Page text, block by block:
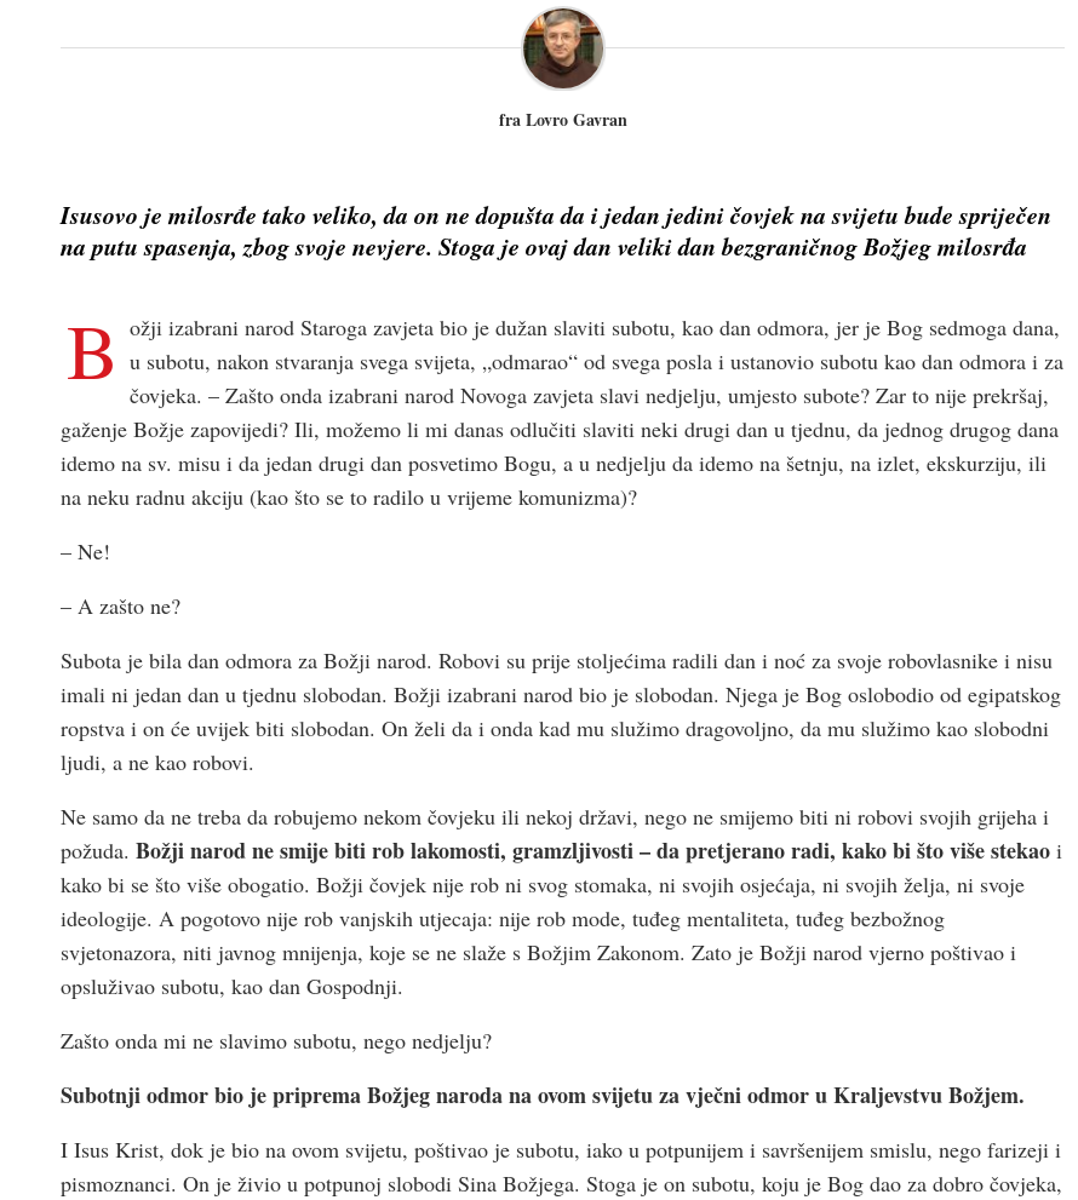
fra Lovro Gavran
Isusovo je milosrđe tako veliko, da on ne dopušta da i jedan jedini čovjek na svijetu bude spriječen
na putu spasenja, zbog svoje nevjere. Stoga je ovaj dan veliki dan bezgraničnog Božjeg milosrđa
B ožji izabrani narod Staroga zavjeta bio je dužan slaviti subotu, kao dan odmora, jer je Bog sedmoga dana,
u subotu, nakon stvaranja svega svijeta, „odmarao“ od svega posla i ustanovio subotu kao dan odmora i za
čovjeka. – Zašto onda izabrani narod Novoga zavjeta slavi nedjelju, umjesto subote? Zar to nije prekršaj,
gaženje Božje zapovijedi? Ili, možemo li mi danas odlučiti slaviti neki drugi dan u tjednu, da jednog drugog dana
idemo na sv. misu i da jedan drugi dan posvetimo Bogu, a u nedjelju da idemo na šetnju, na izlet, ekskurziju, ili
na neku radnu akciju (kao što se to radilo u vrijeme komunizma)?
– Ne!
– A zašto ne?
Subota je bila dan odmora za Božji narod. Robovi su prije stoljećima radili dan i noć za svoje robovlasnike i nisu
imali ni jedan dan u tjednu slobodan. Božji izabrani narod bio je slobodan. Njega je Bog oslobodio od egipatskog
ropstva i on će uvijek biti slobodan. On želi da i onda kad mu služimo dragovoljno, da mu služimo kao slobodni
ljudi, a ne kao robovi.
Ne samo da ne treba da robujemo nekom čovjeku ili nekoj državi, nego ne smijemo biti ni robovi svojih grijeha i
požuda. Božji narod ne smije biti rob lakomosti, gramzljivosti – da pretjerano radi, kako bi što više stekao i
kako bi se što više obogatio. Božji čovjek nije rob ni svog stomaka, ni svojih osjećaja, ni svojih želja, ni svoje
ideologije. A pogotovo nije rob vanjskih utjecaja: nije rob mode, tuđeg mentaliteta, tuđeg bezbožnog
svjetonazora, niti javnog mnijenja, koje se ne slaže s Božjim Zakonom. Zato je Božji narod vjerno poštivao i
opsluživao subotu, kao dan Gospodnji.
Zašto onda mi ne slavimo subotu, nego nedjelju?
Subotnji odmor bio je priprema Božjeg naroda na ovom svijetu za vječni odmor u Kraljevstvu Božjem.
I Isus Krist, dok je bio na ovom svijetu, poštivao je subotu, iako u potpunijem i savršenijem smislu, nego farizeji i
pismoznanci. On je živio u potpunoj slobodi Sina Božjega. Stoga je on subotu, koju je Bog dao za dobro čovjeka,